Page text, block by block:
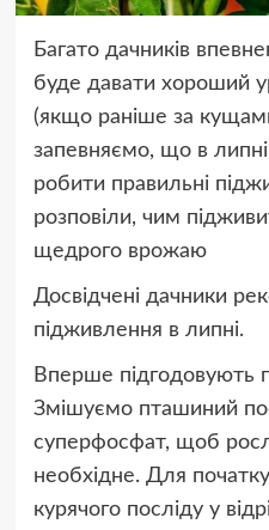
Багато дачників
буде давати хороший
(якщо раніше за
запевняємо, що в
робити правильні
розповіли, чим
щедрого врожаю
Досвідчені дачники
підживлення в липні.
Вперше підгодовують
Змішуємо пташиний
суперфосфат, щоб
необхідне. Для
курячого посліду у